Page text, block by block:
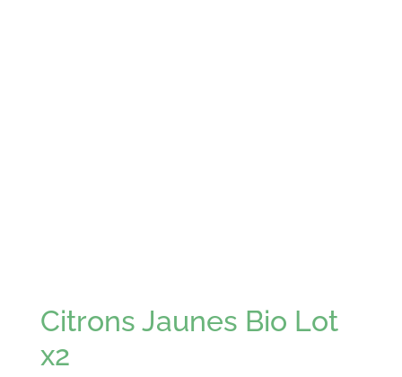
Citrons Jaunes Bio Lot
x2